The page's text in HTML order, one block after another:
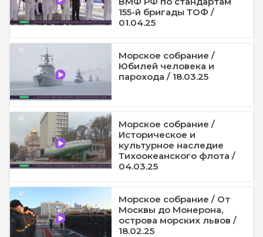
155-й бригады ТОФ /
01.04.25
Морское собрание /
Юбилей человека и
парохода / 18.03.25
Морское собрание /
Историческое и
культурное наследие
Тихоокеанского флота /
04.03.25
Морское собрание / От
Москвы до Монерона,
острова морских львов /
18.02.25